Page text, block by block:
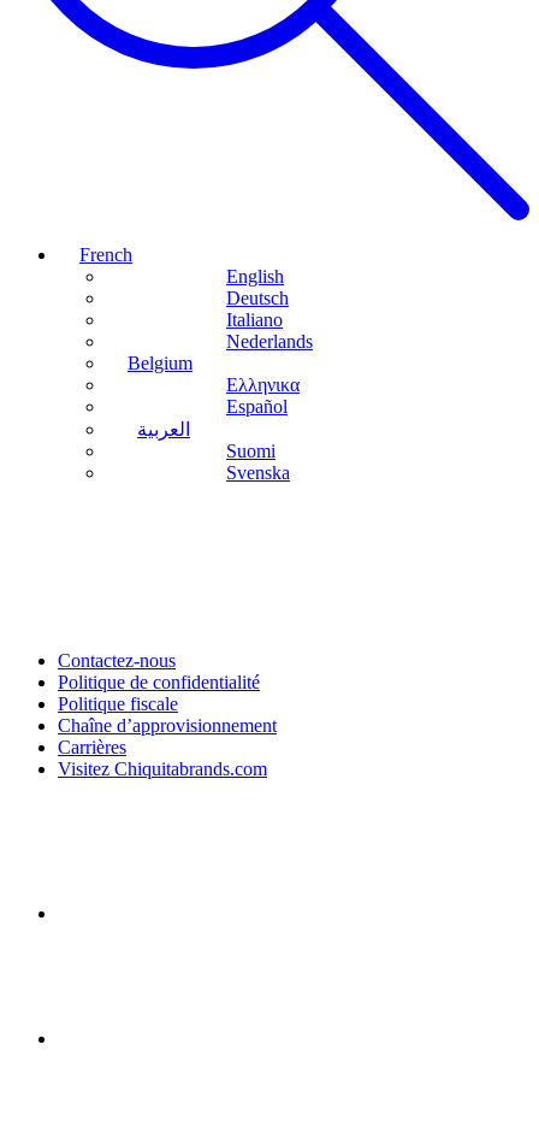
French
English
Deutsch
Italiano
Nederlands
Belgium
Ελληνικα
Español
العربية
Suomi
Svenska
Contactez-nous
Politique de confidentialité
Politique fiscale
Chaîne d’approvisionnement
Carrières
Visitez Chiquitabrands.com